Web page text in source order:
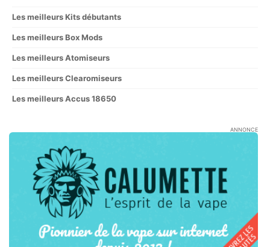
Les meilleurs Kits débutants
Les meilleurs Box Mods
Les meilleurs Atomiseurs
Les meilleurs Clearomiseurs
Les meilleurs Accus 18650
ANNONCE